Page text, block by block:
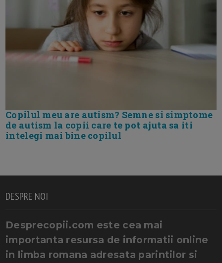
Copilul meu are autism? Semne si simptome
de autism la copii care te pot ajuta sa iti
intelegi mai bine copilul
DESPRE NOI
Desprecopii.com este cea mai
importanta resursa de informatii online
in limba romana adresata parintilor si